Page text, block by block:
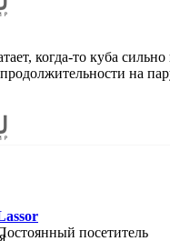
когда-то куба
на
посетитель